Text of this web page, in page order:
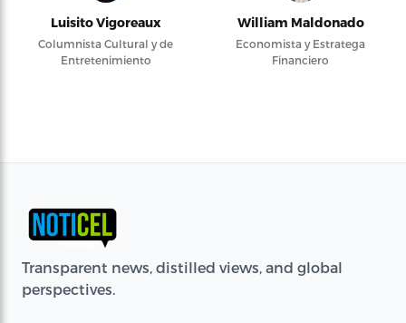
Luisito Vigoreaux
Columnista Cultural y de
Entretenimiento
William Maldonado
Economista y Estratega
Financiero
Transparent news, distilled views, and global
perspectives.